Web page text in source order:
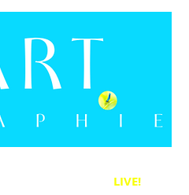
LIVE!